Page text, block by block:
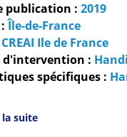
publication : 2019
:Île-de-France
CREAI Ile de France
d'intervention :
spécifiques :
la suite